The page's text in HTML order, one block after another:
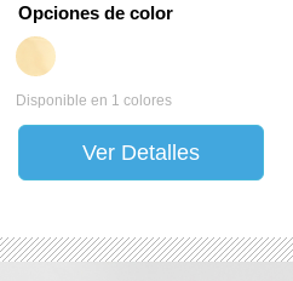
Opciones de color
Disponible en 1 colores
Ver Detalles